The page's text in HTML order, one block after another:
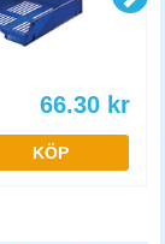
66.30 kr
KÖP